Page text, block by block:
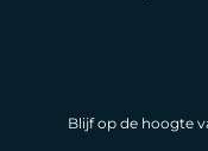
Blijf op de hoogte